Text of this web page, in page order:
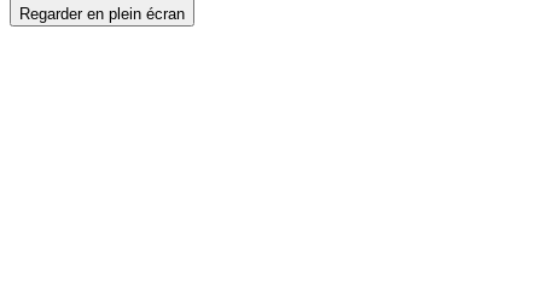
Regarder en plein écran